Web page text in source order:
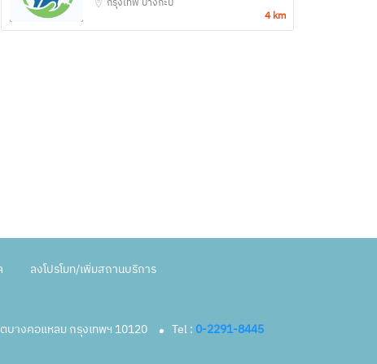
4 km
ลงโปรโมท/เพิ่มสถานบริการ
บางคอแหลม กรุงเทพฯ 10120 Tel : 0-2291-8445